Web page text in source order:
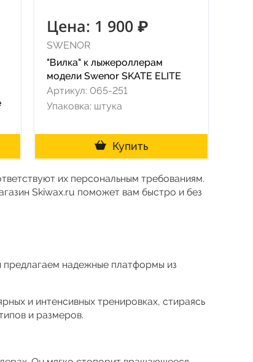
Цена: 1 900 ₽
SWENOR
"Вилка" к лыжероллерам
модели Swenor SKATE ELITE
Артикул: 065-251
Упаковка: штука
Купить
их персональным требованиям.
Skiwax.ru поможет вам быстро и без
надежные платформы из
и интенсивных тренировках, стираясь
и размеров.